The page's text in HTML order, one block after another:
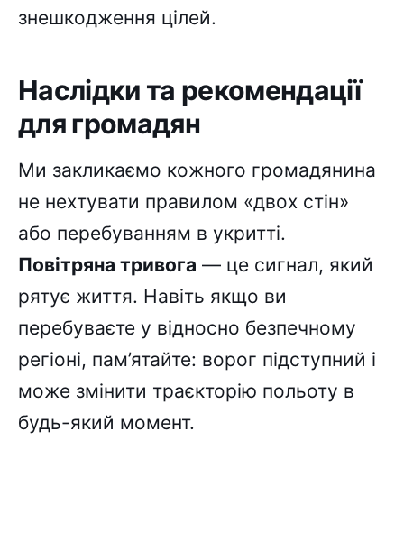
знешкодження цілей.
Наслідки та рекомендації
для громадян
Ми закликаємо кожного громадянина
не нехтувати правилом «двох стін»
або перебуванням в укритті.
Повітряна тривога — це сигнал, який
рятує життя. Навіть якщо ви
перебуваєте у відносно безпечному
регіоні, пам’ятайте: ворог підступний і
може змінити траєкторію польоту в
будь-який момент.